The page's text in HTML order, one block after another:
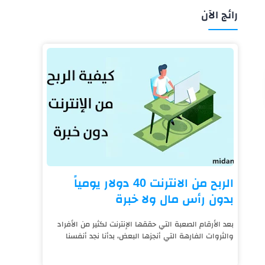
رائج الآن
الربح من الانترنت 40 دولار يومياً
بدون رأس مال ولا خبرة
بعد الأرقام الصعبة التي حققها الإنترنت لكثير من الأفراد
والثروات الفارهة التي أنجزها البعض، بدأنا نجد أنفسنا